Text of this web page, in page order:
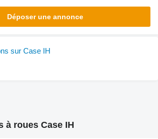
Déposer une annonce
sur Case IH
à roues Case IH